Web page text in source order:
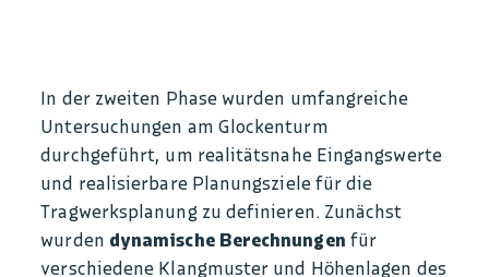
In der zweiten Phase wurden umfangreiche
Untersuchungen am Glockenturm
durchgeführt, um realitätsnahe Eingangswerte
und realisierbare Planungsziele für die
Tragwerksplanung zu definieren. Zunächst
wurden dynamische Berechnungen für
verschiedene Klangmuster und Höhenlagen des